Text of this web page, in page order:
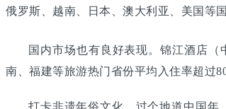
俄罗斯、越南、日本、澳大利亚、美国等国
国内市场也有良好表现。锦江酒店
南、福建等旅游热门省份平均入住率超过
打卡非遗年俗文化，过个地道中国年